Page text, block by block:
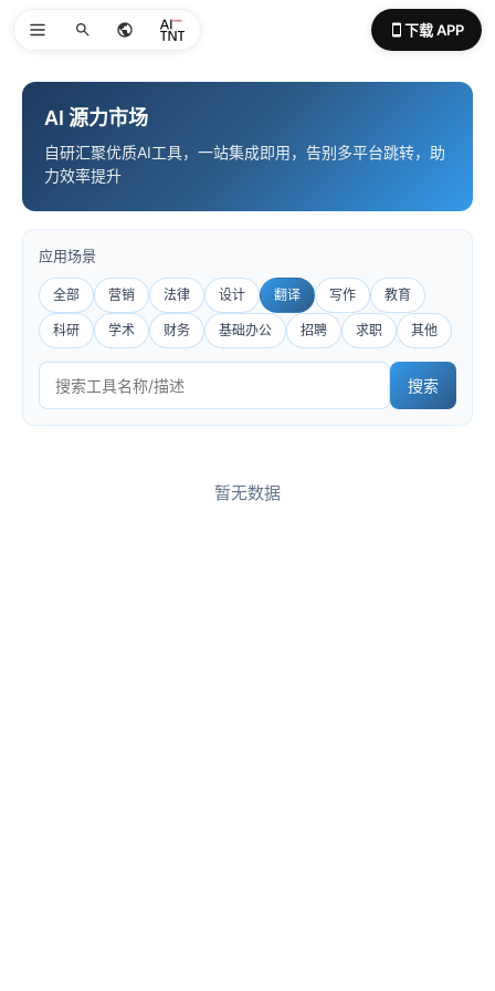
下载 APP
AI 源力市场
自研汇聚优质AI工具，一站集成即用，告别多平台跳转，助
力效率提升
应用场景
全部 营销 法律 设计 翻译 写作 教育
科研 学术 财务 基础办公 招聘 求职 其他
搜索
暂无数据